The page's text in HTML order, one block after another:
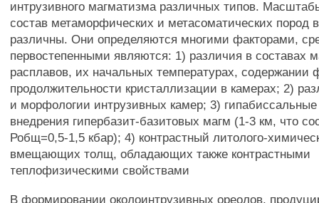
интрузивного магматизма различных типов.
состав метаморфических и метасоматических пород
различны. Они определяются многими факторами,
первостепенными являются: 1) различия в составах
расплавов, их начальных температурах,
продолжительности кристаллизации в камерах; 2)
и морфологии интрузивных камер; 3)
внедрения гипербазит-базитовых магм (1-3 км, что
Робщ=0,5-1,5 кбар); 4) контрастный литолого-
вмещающих толщ, обладающих также контрастными
теплофизическими свойствами
В формировании околоинтрузивных ореолов,